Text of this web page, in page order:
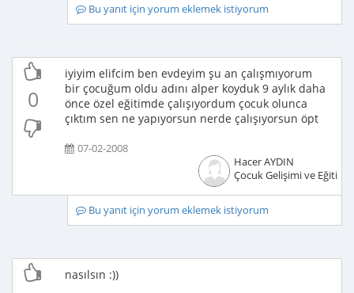
Bu yanıt için yorum eklemek istiyorum
0
iyiyim elifcim ben evdeyim şu an çalışmıyorum
bir çocuğum oldu adını alper koyduk 9 aylık daha
önce özel eğitimde çalışıyordum çocuk olunca
çıktım sen ne yapıyorsun nerde çalışıyorsun öpt
07-02-2008
Hacer AYDIN
Çocuk Gelişimi ve
Bu yanıt için yorum eklemek istiyorum
nasılsın :))